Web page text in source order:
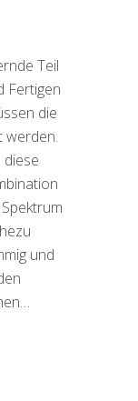
Teil
Fertigen
die
werden.
diese
und